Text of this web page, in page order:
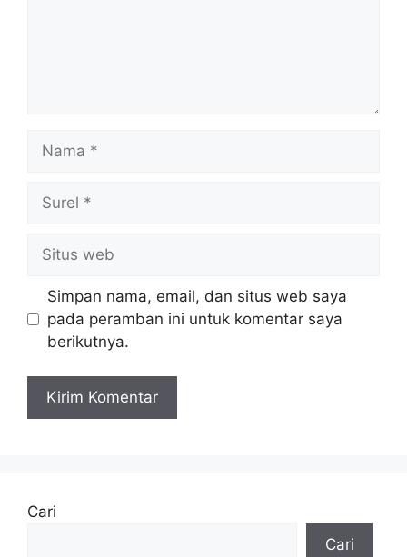
web
Simpan nama, email, dan situs web saya
pada peramban ini untuk komentar saya
berikutnya.
Cari
Cari